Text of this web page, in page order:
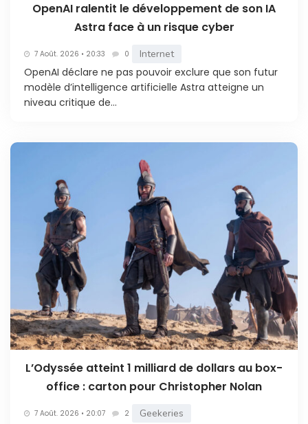
OpenAI ralentit le développement de son IA
Astra face à un risque cyber
7 Août. 2026 • 20:33 0 Internet
OpenAI déclare ne pas pouvoir exclure que son futur
modèle d’intelligence artificielle Astra atteigne un
niveau critique de...
L’Odyssée atteint 1 milliard de dollars au box-
office : carton pour Christopher Nolan
7 Août. 2026 • 20:07 2 Geekeries